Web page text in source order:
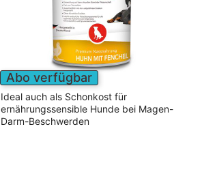
Abo verfügbar
Ideal auch als Schonkost für
ernährungssensible Hunde bei Magen-
Darm-Beschwerden